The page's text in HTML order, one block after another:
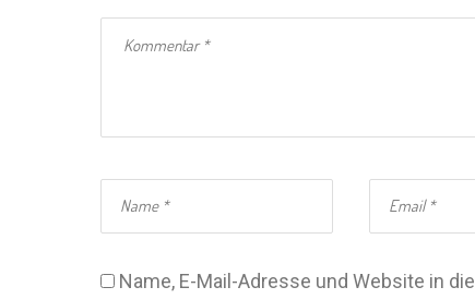
Name, E-Mail-Adresse und Website in